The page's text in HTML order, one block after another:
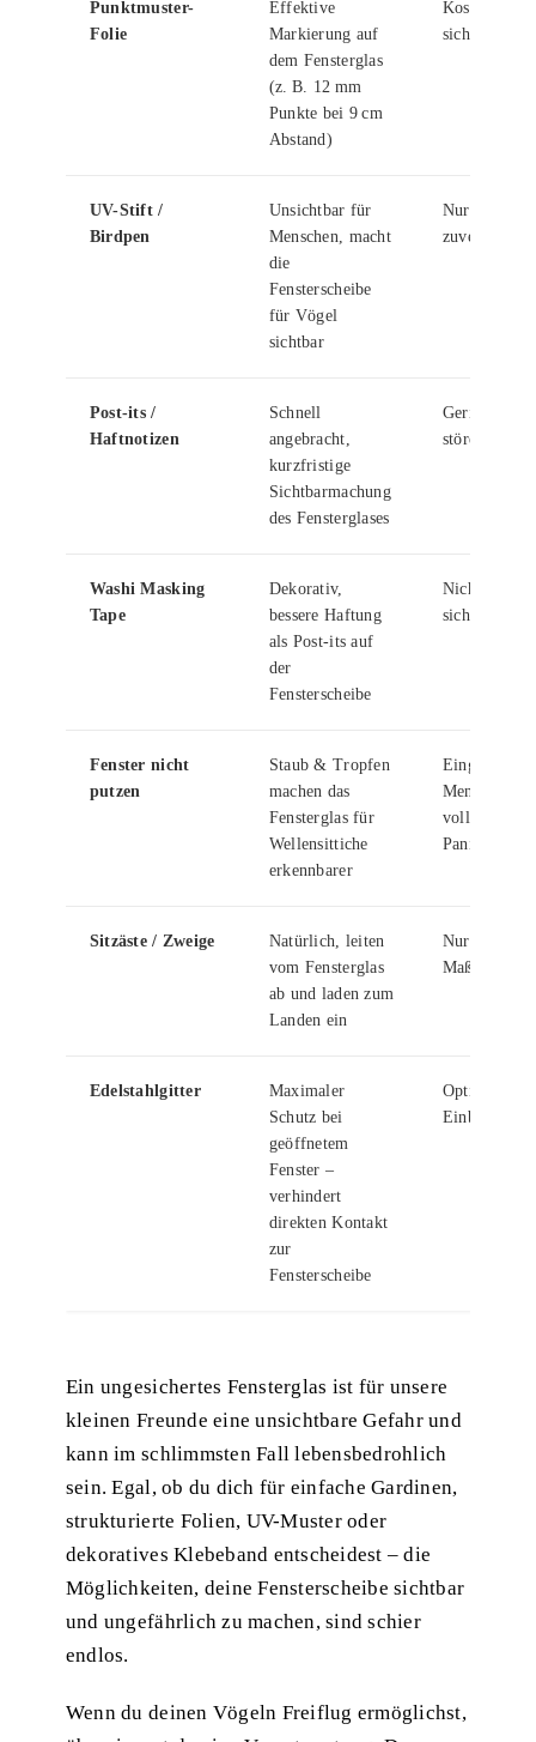
Punktmuster-
Folie
Effektive
Markierung auf
dem Fensterglas
(z. B. 12 mm
Punkte bei 9 cm
Abstand)
sichtbar
UV-Stift /
Birdpen
Unsichtbar für
Menschen, macht
die
Fensterscheibe
für Vögel
sichtbar
Nur mit UV-
zuverlässig
Post-its /
Haftnotizen
Schnell
angebracht,
kurzfristige
Sichtbarmachung
des Fensterglases
Geringe
störend,
Washi Masking
Tape
Dekorativ,
bessere Haftung
als Post-its auf
der
Fensterscheibe
Nicht
sichtbar
Fenster nicht
putzen
Staub & Tropfen
machen das
Fensterglas für
Wellensittiche
erkennbarer
Menschen,
Panikflügen
Sitzäste / Zweige
Natürlich, leiten
vom Fensterglas
ab und laden zum
Landen ein
Nur als
Maßnahme
Edelstahlgitter
Maximaler
Schutz bei
geöffnetem
Fenster –
verhindert
direkten Kontakt
zur
Fensterscheibe
Optisch
Einbau
Ein ungesichertes Fensterglas ist für unsere
kleinen Freunde eine unsichtbare Gefahr und
kann im schlimmsten Fall lebensbedrohlich
sein. Egal, ob du dich für einfache Gardinen,
strukturierte Folien, UV-Muster oder
dekoratives Klebeband entscheidest – die
Möglichkeiten, deine Fensterscheibe sichtbar
und ungefährlich zu machen, sind schier
endlos.
Wenn du deinen Vögeln Freiflug ermöglichst,